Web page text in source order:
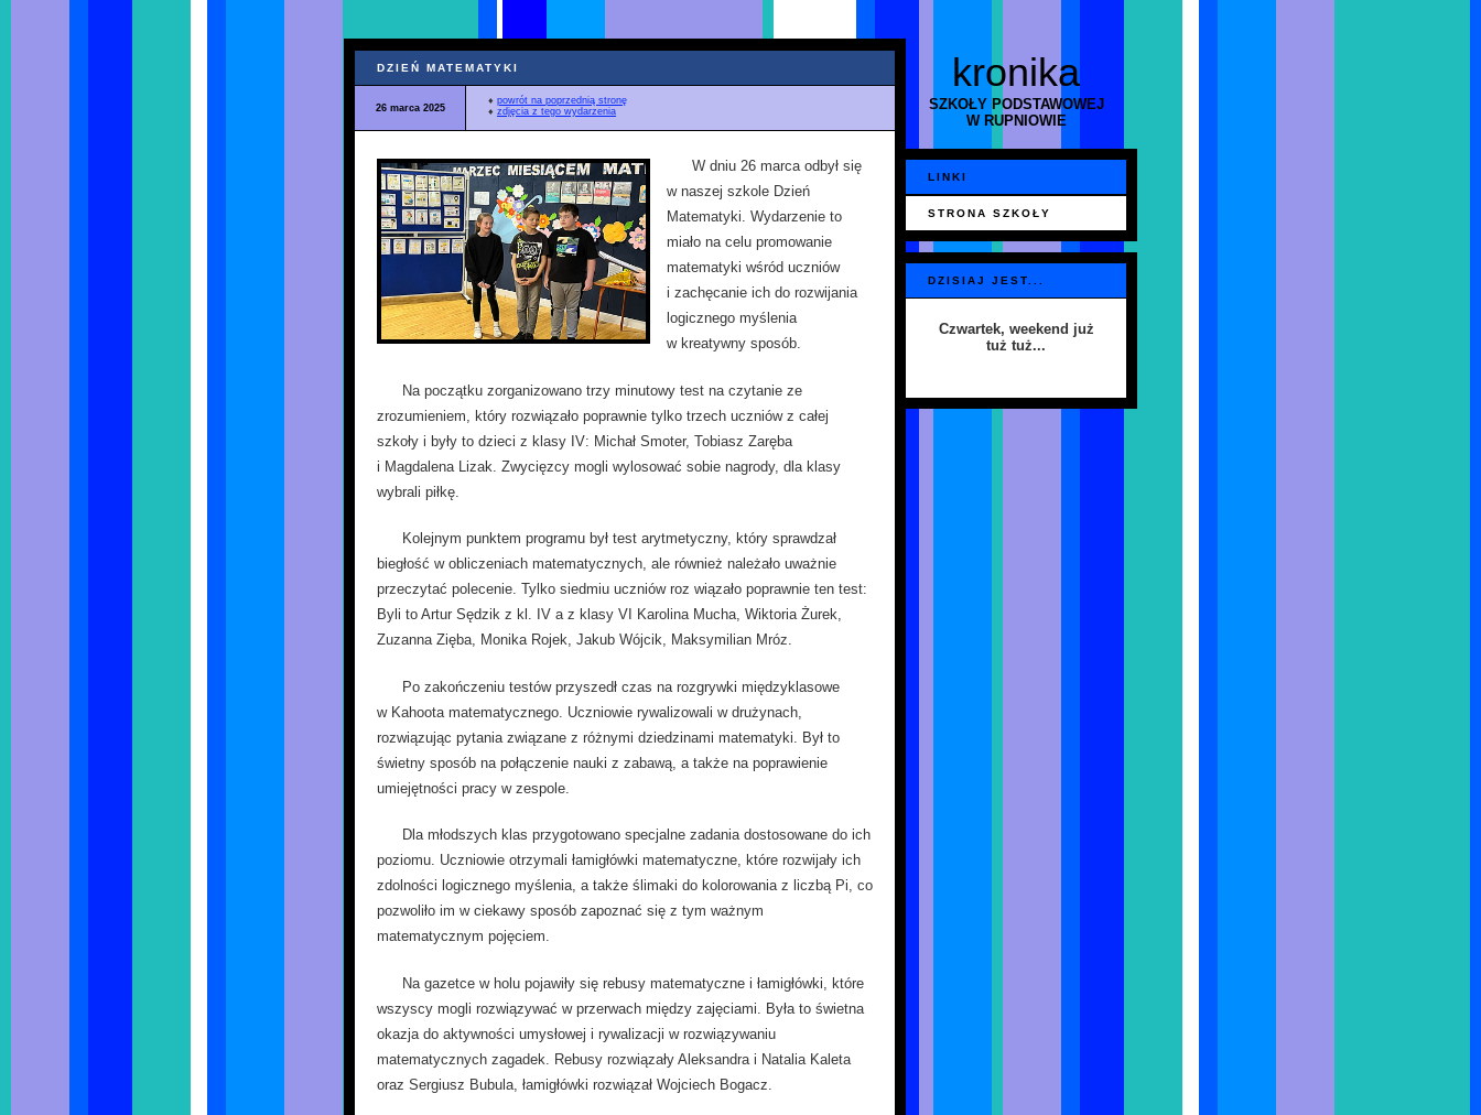
kronika
SZKOŁY PODSTAWOWEJ
W RUPNIOWIE
DZIEŃ MATEMATYKI
26 marca 2025
♦ powrót na poprzednią stronę
♦ zdjęcia z tego wydarzenia
W dniu 26 marca odbył się
w naszej szkole Dzień
Matematyki. Wydarzenie to
miało na celu promowanie
matematyki wśród uczniów
i zachęcanie ich do rozwijania
logicznego myślenia
w kreatywny sposób.
Na początku zorganizowano trzy minutowy test na czytanie ze
zrozumieniem, który rozwiązało poprawnie tylko trzech uczniów z całej
szkoły i były to dzieci z klasy IV: Michał Smoter, Tobiasz Zaręba
i Magdalena Lizak. Zwycięzcy mogli wylosować sobie nagrody, dla klasy
wybrali piłkę.
Kolejnym punktem programu był test arytmetyczny, który sprawdzał
biegłość w obliczeniach matematycznych, ale również należało uważnie
przeczytać polecenie. Tylko siedmiu uczniów roz wiązało poprawnie ten test:
Byli to Artur Sędzik z kl. IV a z klasy VI Karolina Mucha, Wiktoria Żurek,
Zuzanna Zięba, Monika Rojek, Jakub Wójcik, Maksymilian Mróz.
Po zakończeniu testów przyszedł czas na rozgrywki międzyklasowe
w Kahoota matematycznego. Uczniowie rywalizowali w drużynach,
rozwiązując pytania związane z różnymi dziedzinami matematyki. Był to
świetny sposób na połączenie nauki z zabawą, a także na poprawienie
umiejętności pracy w zespole.
Dla młodszych klas przygotowano specjalne zadania dostosowane do ich
poziomu. Uczniowie otrzymali łamigłówki matematyczne, które rozwijały ich
zdolności logicznego myślenia, a także ślimaki do kolorowania z liczbą Pi, co
pozwoliło im w ciekawy sposób zapoznać się z tym ważnym
matematycznym pojęciem.
Na gazetce w holu pojawiły się rebusy matematyczne i łamigłówki, które
wszyscy mogli rozwiązywać w przerwach między zajęciami. Była to świetna
okazja do aktywności umysłowej i rywalizacji w rozwiązywaniu
matematycznych zagadek. Rebusy rozwiązały Aleksandra i Natalia Kaleta
oraz Sergiusz Bubula, łamigłówki rozwiązał Wojciech Bogacz.
LINKI
STRONA SZKOŁY
DZISIAJ JEST...
Czwartek, weekend już
tuż tuż...